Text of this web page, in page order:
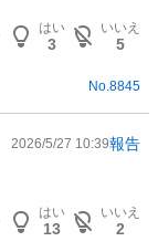
はい
3
いいえ
5
No.8845
2026/5/27 10:39報告
はい
13
いいえ
2